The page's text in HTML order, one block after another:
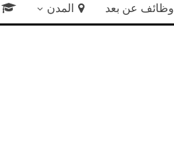
وظائف عن بعد المدن